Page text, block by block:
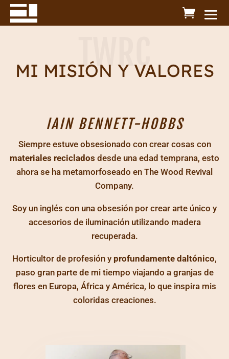
TWRC
MI MISIÓN Y VALORES
IAIN BENNETT-HOBBS
Siempre estuve obsesionado con crear cosas con
materiales reciclados desde una edad temprana, esto
ahora se ha metamorfoseado en The Wood Revival
Company.
Soy un inglés con una obsesión por crear arte único y
accesorios de iluminación utilizando madera
recuperada.
Horticultor de profesión y profundamente daltónico,
paso gran parte de mi tiempo viajando a granjas de
flores en Europa, África y América, lo que inspira mis
coloridas creaciones.